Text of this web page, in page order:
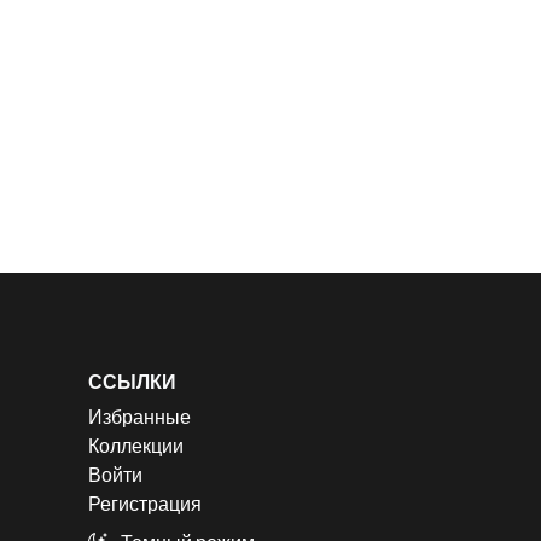
ССЫЛКИ
Избранные
Коллекции
Войти
Регистрация